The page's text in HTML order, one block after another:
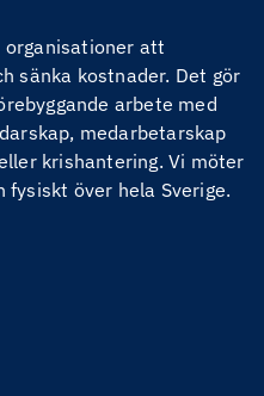
organisationer att
sänka kostnader. Det gör
arbete med
medarbetarskap
krishantering. Vi möter
över hela Sverige.